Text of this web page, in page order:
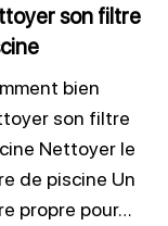
son filtre
bien
son filtre
Nettoyer le
de piscine Un
propre pour…